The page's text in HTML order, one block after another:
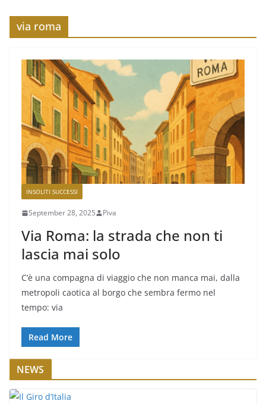
via roma
INSOLITI SUCCESSI
September 28, 2025 Piva
Via Roma: la strada che non ti
lascia mai solo
C’è una compagna di viaggio che non manca mai, dalla
metropoli caotica al borgo che sembra fermo nel
tempo: via
Read More
NEWS